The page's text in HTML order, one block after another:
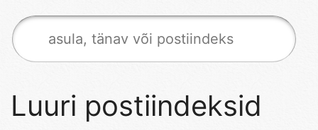
Luuri postiindeksid